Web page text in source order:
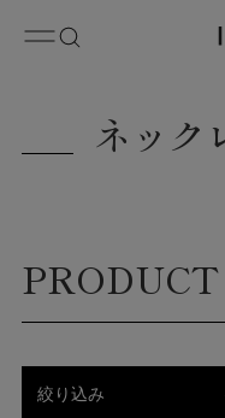
ネック
PRODUCT
絞り込み